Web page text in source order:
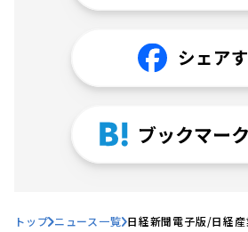
トップ ニュース一覧 日経新聞電子版/日経